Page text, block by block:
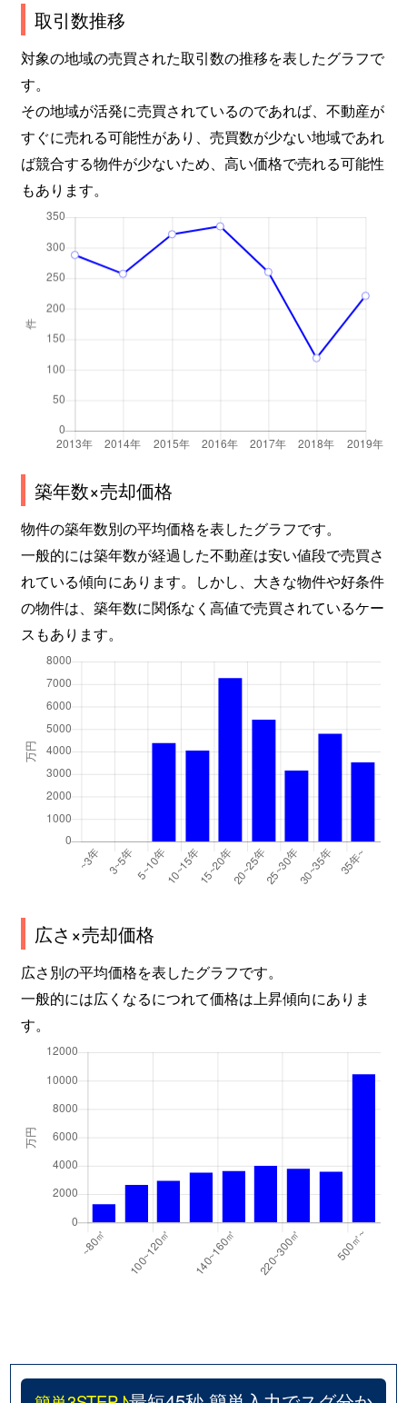
取引数推移
対象の地域の売買された取引数の推移を表したグラフで
す。
その地域が活発に売買されているのであれば、不動産が
すぐに売れる可能性があり、売買数が少ない地域であれ
ば競合する物件が少ないため、高い価格で売れる可能性
もあります。
築年数×売却価格
物件の築年数別の平均価格を表したグラフです。
一般的には築年数が経過した不動産は安い値段で売買さ
れている傾向にあります。しかし、大きな物件や好条件
の物件は、築年数に関係なく高値で売買されているケー
スもあります。
広さ×売却価格
広さ別の平均価格を表したグラフです。
一般的には広くなるにつれて価格は上昇傾向にありま
す。